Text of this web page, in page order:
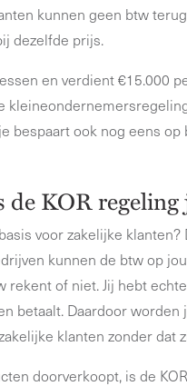
kunnen geen btw
dezelfde prijs.
en verdient €15.000
bespaart ook nog eens
de KOR
voor zakelijke
kunnen de btw op
rekent of niet. Jij hebt
betaalt. Daardoor
klanten zonder dat
doorverkoopt, is de